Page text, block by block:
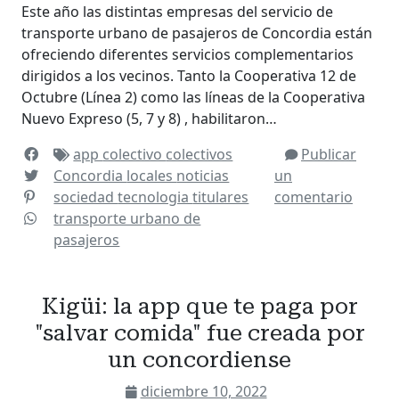
Este año las distintas empresas del servicio de
transporte urbano de pasajeros de Concordia están
ofreciendo diferentes servicios complementarios
dirigidos a los vecinos. Tanto la Cooperativa 12 de
Octubre (Línea 2) como las líneas de la Cooperativa
Nuevo Expreso (5, 7 y 8) , habilitaron…
app colectivo colectivos
Concordia locales noticias
sociedadtecnologiatitulares
transporte urbano de
pasajeros
Publicar
un
comentario
Kigüi: la app que te paga por
"salvar comida" fue creada por
un concordiense
diciembre 10, 2022